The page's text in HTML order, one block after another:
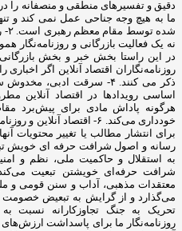
دقیق و تفسیرهای منطقی و منصفانه را در
ما به هیچ وجه جناحی عمل نمی کند و
نه یک فعالیت بازرگانی و روزنامه‌نگار
روزنامه‌نگاران اقتصاد آنلاین اگر اخباری
ذکر می کنند. ۴- سرقت
هرگونه پاداش مادی برای پیش‌برد
خودداری می‌کند. ۶- اقتصاد
برای انتشار مطالب یا تغییر محتویات
به استقلال و حاکمیت ملی، نظم و
معتقدات مذهبی، آداب و سنن قومی و
می‌گذارد و از گرایش به تبعیض خصومت
روزنامه‌نگار ما برای پاسداشت